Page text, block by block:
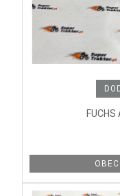
FUCHS